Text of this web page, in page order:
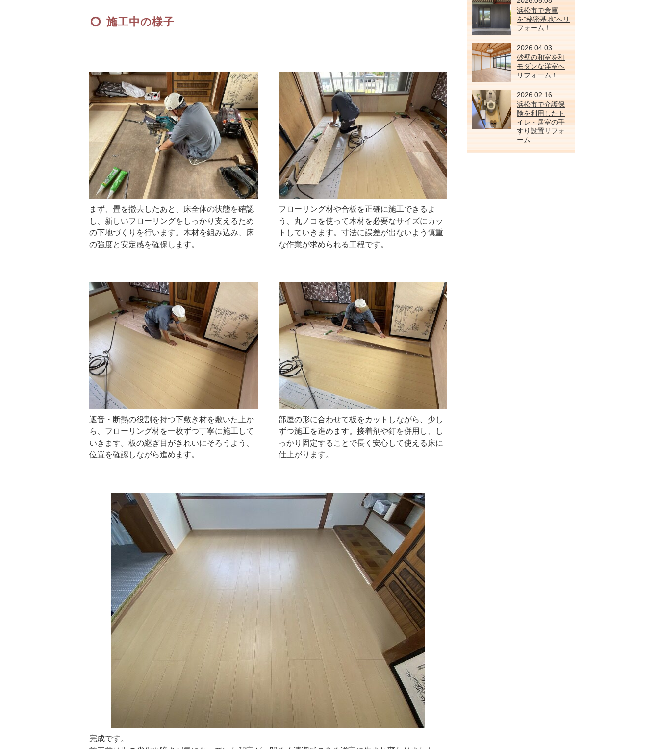
施工中の様子
まず、畳を撤去したあと、床全体の状態を確認
し、新しいフローリングをしっかり支えるため
の下地づくりを行います。木材を組み込み、床
の強度と安定感を確保します。
フローリング材や合板を正確に施工できるよ
う、丸ノコを使って木材を必要なサイズにカッ
トしていきます。寸法に誤差が出ないよう慎重
な作業が求められる工程です。
遮音・断熱の役割を持つ下敷き材を敷いた上か
ら、フローリング材を一枚ずつ丁寧に施工して
いきます。板の継ぎ目がきれいにそろうよう、
位置を確認しながら進めます。
部屋の形に合わせて板をカットしながら、少し
ずつ施工を進めます。接着剤や釘を併用し、し
っかり固定することで長く安心して使える床に
仕上がります。
完成です。
浜松市で倉庫
を”秘密基地”へリ
フォーム！
2026.04.03
砂壁の和室を和
モダンな洋室へ
リフォーム！
2026.02.16
浜松市で介護保
険を利用したト
イレ・居室の手
すり設置リフォ
ーム